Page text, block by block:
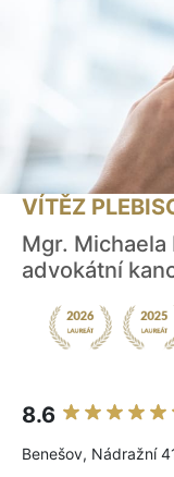
VÍTĚZ
Mgr.
advokátní
8.6
Benešov, Nádražní